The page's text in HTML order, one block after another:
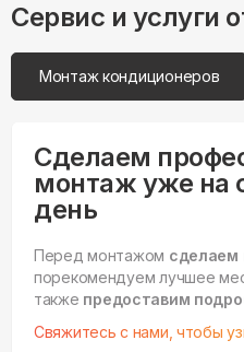
Сервис и услуги
Монтаж кондиционеров
Сделаем
монтаж уже на
день
Перед монтажом сделаем
порекомендуем лучшее
также предоставим
Свяжитесь с нами, чтобы